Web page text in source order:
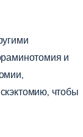
и
чтобы